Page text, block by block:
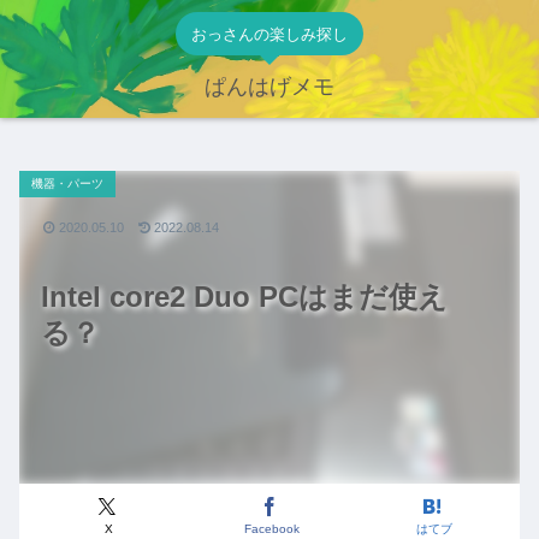
おっさんの楽しみ探し
ぱんはげメモ
Intel core2 Duo PCはまだ使え
る？
機器・パーツ
X Facebook はてブ
2020.05.10 2022.08.14